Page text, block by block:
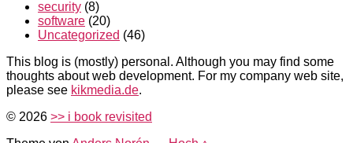
security (8)
software (20)
Uncategorized (46)
This blog is (mostly) personal. Although you may find some
thoughts about web development. For my company web site,
please see kikmedia.de.
© 2026 >> i book revisited